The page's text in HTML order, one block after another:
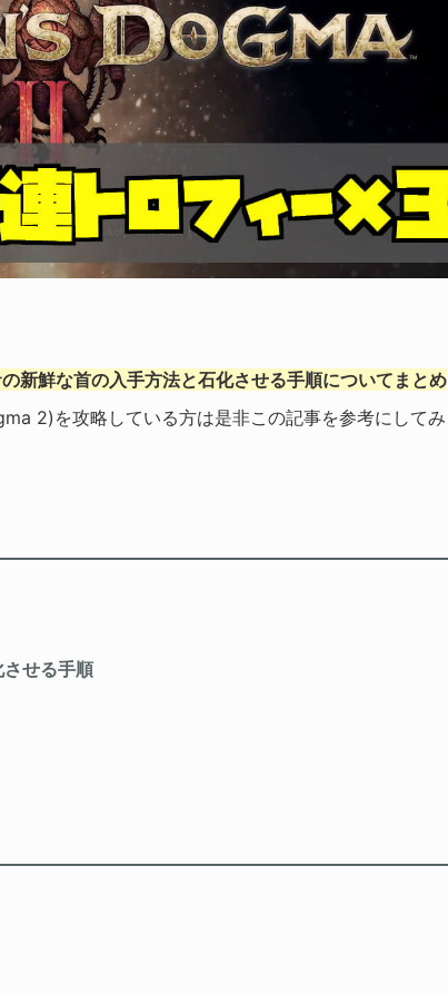
新鮮な首の入手方法と石化させる手順についてまとめ
2)を攻略している方は是非この記事を参考にしてみ
せる手順